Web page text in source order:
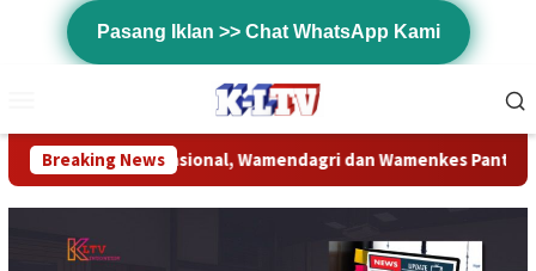
Pasang Iklan >> Chat WhatsApp Kami
Mobile
Breaking News
Wamendagri dan Wamenkes Pantau Langsung Skrining TBC